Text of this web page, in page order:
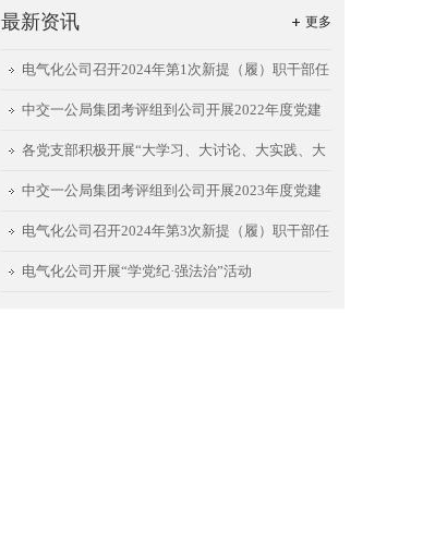
更多
最新资讯
电气化公司召开2024年第1次新提（履）职干部任
前集体谈话会
中交一公局集团考评组到公司开展2022年度党建
工作责任制考评
各党支部积极开展“大学习、大讨论、大实践、大
提升”回头看暨能力建设活动②
中交一公局集团考评组到公司开展2023年度党建
工作责任制考评
电气化公司召开2024年第3次新提（履）职干部任
前集体谈话会
电气化公司开展“学党纪·强法治”活动